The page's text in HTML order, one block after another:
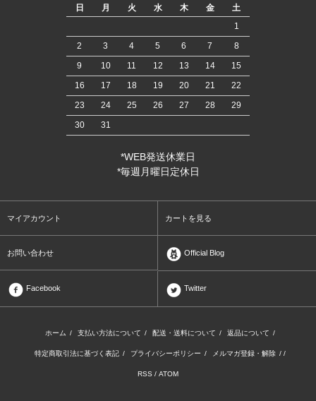
日
月 火 水 木 金
土
1
2
3 4 5 6 7
8
9
10 11 12 13 14
15
16
17 18 19 20 21
22
23
24 25 26 27 28
29
30
31
*WEB発送休業日
*毎週月曜日定休日
マイアカウント カートを見る
お問い合わせ Official Blog
Facebook Twitter
ホーム / 支払い方法について / 配送・送料について / 返品について /
特定商取引法に基づく表記 / プライバシーポリシー / メルマガ登録・解除 / /
RSS / ATOM